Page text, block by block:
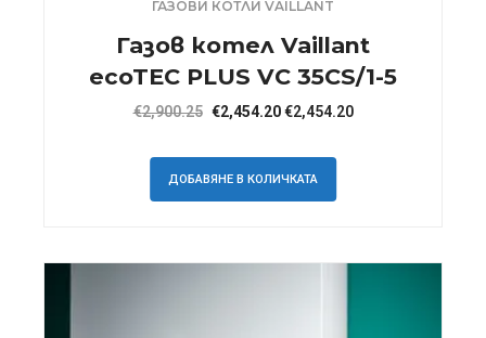
ГАЗОВИ КОТЛИ VAILLANT
Газов котел Vaillant
ecoTEC PLUS VC 35CS/1-5
€2,900.25 Original
was:
€2,900.25.
€2,454.20Текущата
е:
€2,454.20.
€2,454.20
ДОБАВЯНЕ В КОЛИЧКАТА